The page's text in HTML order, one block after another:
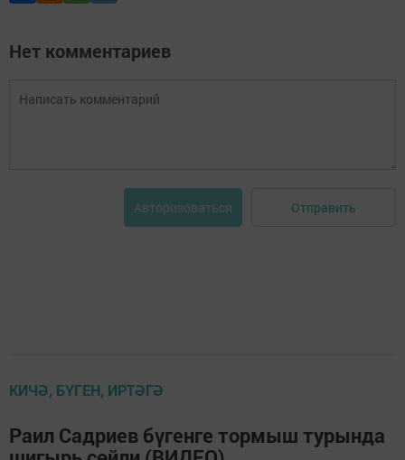
Нет комментариев
Авторизоваться Отправить
КИЧӘ, БҮГЕН, ИРТӘГӘ
Раил Садриев бүгенге тормыш турында